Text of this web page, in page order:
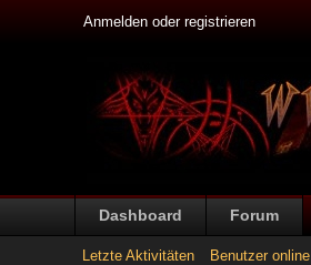
Anmelden oder registrieren
Dashboard Forum
Letzte Aktivitäten Benutzer online